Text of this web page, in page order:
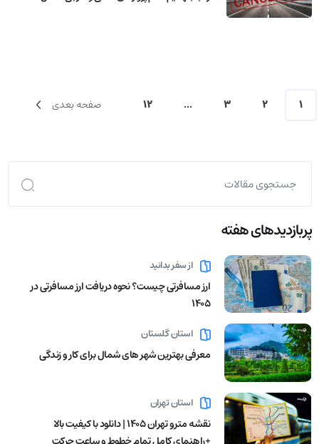
1
2
3
...
12 صفحه بعدی
پربازدید‌های هفته
از سفر بدانید
ارز مسافرتی چیست؟ نحوه دریافت ارز مسافرتی در
1405
استان گلستان
معرفی بهترین شهر های شمال برای کار و زندگی
استان تهران
نقشه مترو تهران ۱۴۰۵ | دانلود با کیفیت بالا